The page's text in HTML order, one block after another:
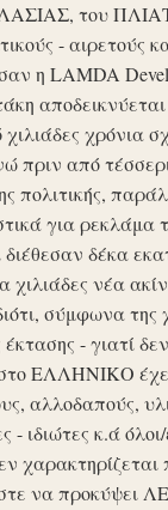
του
- αιρετούς
η LAMDA
χρόνια
από
πολιτικής,
για ρεκλάμα
δέκα
νέα
σύμφωνα της
- γιατί
στο ΕΛΛΗΝΙΚΟ
αλλοδαπούς,
- ιδιώτες κ.ά
να προκύψει